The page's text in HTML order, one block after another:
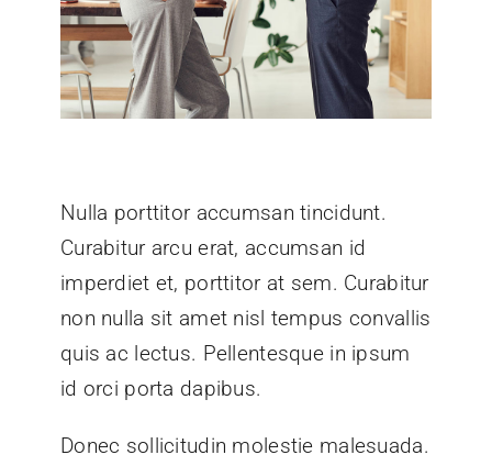
Nulla porttitor accumsan tincidunt.
Curabitur arcu erat, accumsan id
imperdiet et, porttitor at sem. Curabitur
non nulla sit amet nisl tempus convallis
quis ac lectus. Pellentesque in ipsum
id orci porta dapibus.
Donec sollicitudin molestie malesuada.